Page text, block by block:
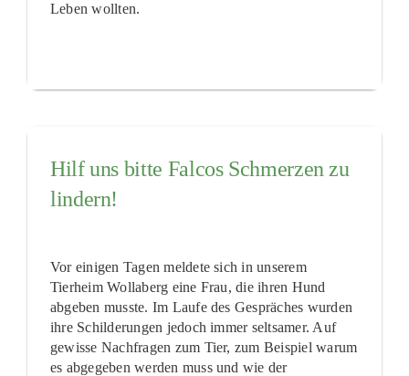
Leben wollten.
Hilf uns bitte Falcos Schmerzen zu
lindern!
Vor einigen Tagen meldete sich in unserem
Tierheim Wollaberg eine Frau, die ihren Hund
abgeben musste. Im Laufe des Gespräches wurden
ihre Schilderungen jedoch immer seltsamer. Auf
gewisse Nachfragen zum Tier, zum Beispiel warum
es abgegeben werden muss und wie der